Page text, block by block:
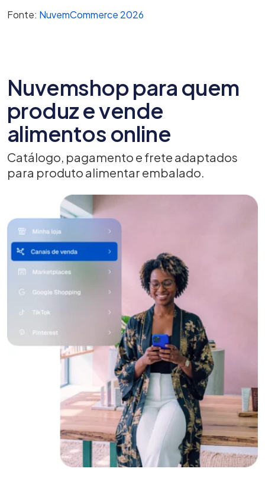
Fonte: NuvemCommerce 2026
Nuvemshop para quem
produz e vende
alimentos online
Catálogo, pagamento e frete adaptados
para produto alimentar embalado.